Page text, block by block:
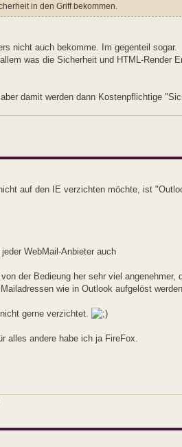
in den Griff bekommen.
nicht auch bekomme. Im gegenteil sogar.
was die Sicherheit und HTML-Render
damit werden dann Kostenpflichtige
auf den IE verzichten möchte, ist
WebMail-Anbieter auch
der Bedieung her sehr viel
wie in Outlook aufgelöst
gerne verzichtet.
alles andere habe ich ja FireFox.